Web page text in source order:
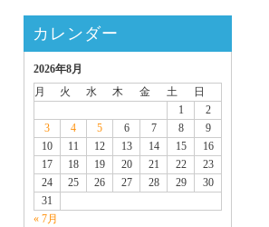
カレンダー
2026年8月
月
火 水 木 金 土
日
1
2
3
4 5 6 7 8
9
10
11 12 13 14 15
16
17
18 19 20 21 22
23
24
25 26 27 28 29
30
31
« 7月